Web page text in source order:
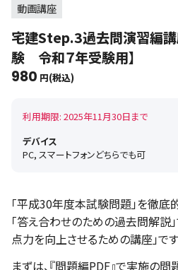
動画講座
宅建Step.3過去問演習編講
験 令和７年受験用】
980 円(税込)
利用期限: 2025年11月30日まで
デバイス
PC, スマートフォンどちらでも可
「平成30年度本試験問題」を徹底
「答え合わせのための過去問解説
点力を向上させるための講座」です
まずは、『問題編PDF』で実施の